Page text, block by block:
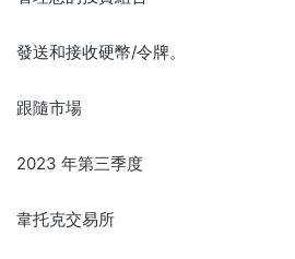
發送和接收硬幣/令牌。
跟隨市場
2023 年第三季度
韋托克交易所